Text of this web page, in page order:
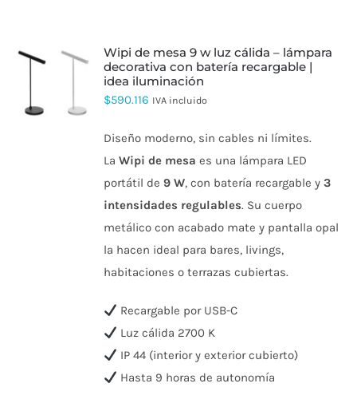
PRODUCTO
TIENE
VARIANTES.
wipi de mesa 9 w luz cálida – lámpara
decorativa con batería recargable |
idea iluminación
$590.116 IVA incluido
Diseño moderno, sin cables ni límites.
LaWipi de mesa es una lámpara LED
portátil de9 W, con batería recargable y3
intensidades regulables. Su cuerpo
metálico con acabado mate y pantalla opal
la hacen ideal para bares, livings,
habitaciones o terrazas cubiertas.
Recargable por USB-C
Luz cálida 2700 K
IP 44 (interior y exterior cubierto)
Hasta 9 horas de autonomía